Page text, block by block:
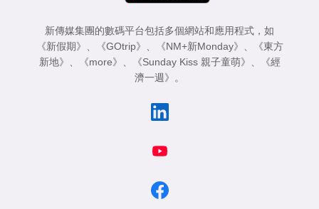
新傳媒集團的數碼平台包括多個網站和應用程式，如
《新假期》
《GOtrip》 《NM+新Monday》
《東方
新地》
《more》 《Sunday Kiss 親子童萌》
《經
濟一週》
。